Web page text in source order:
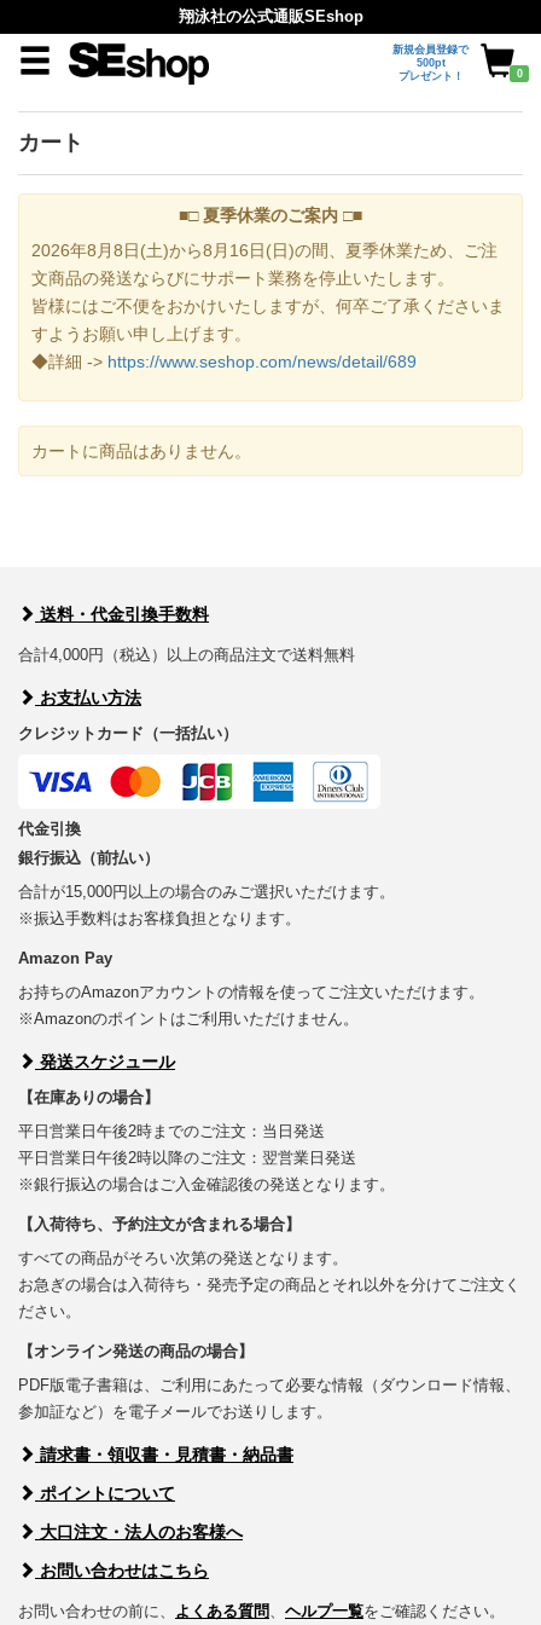
翔泳社の公式通販SEshop
新規会員登録で
500pt
プレゼント！
0
カート
■□ 夏季休業のご案内 □■
2026年8月8日(土)から8月16日(日)の間、夏季休業ため、ご注
文商品の発送ならびにサポート業務を停止いたします。
皆様にはご不便をおかけいたしますが、何卒ご了承くださいま
すようお願い申し上げます。
◆詳細 -> https://www.seshop.com/news/detail/689
カートに商品はありません。
送料・代金引換手数料
合計4,000円（税込）以上の商品注文で送料無料
お支払い方法
クレジットカード（一括払い）
代金引換
銀行振込（前払い）
合計が15,000円以上の場合のみご選択いただけます。
※振込手数料はお客様負担となります。
Amazon Pay
お持ちのAmazonアカウントの情報を使ってご注文いただけます。
※Amazonのポイントはご利用いただけません。
発送スケジュール
【在庫ありの場合】
平日営業日午後2時までのご注文：当日発送
平日営業日午後2時以降のご注文：翌営業日発送
※銀行振込の場合はご入金確認後の発送となります。
【入荷待ち、予約注文が含まれる場合】
すべての商品がそろい次第の発送となります。
お急ぎの場合は入荷待ち・発売予定の商品とそれ以外を分けてご注文く
ださい。
【オンライン発送の商品の場合】
PDF版電子書籍は、ご利用にあたって必要な情報（ダウンロード情報、
参加証など）を電子メールでお送りします。
請求書・領収書・見積書・納品書
ポイントについて
大口注文・法人のお客様へ
お問い合わせはこちら
お問い合わせの前に、 よくある質問 ヘルプ一覧をご確認ください。